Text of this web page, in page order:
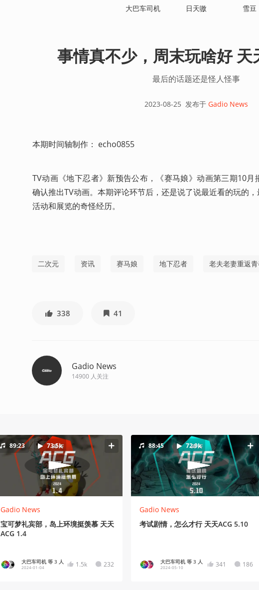
大巴车司机 日天嗷 雪豆
事情真不少，周末玩啥好 天
最后的话题还是怪人怪事
2023-08-25 发布于 Gadio News
本期时间轴制作： echo0855
TV动画《地下忍者》新预告公布，《赛马娘》动画第三期10月
确认推出TV动画。本期评论环节后，还是说了说最近看的玩的
活动和展览的奇怪经历。
二次元 资讯 赛马娘 地下忍者 老夫老妻重返
338 41
Gadio News
14900 人关注
89:23 73.5k
Gadio News
宝可梦礼宾部，岛上环境挺羡慕 天天
ACG 1.4
大巴车司机 等 3 人
2024-01-04 1.5k 232
88:45 72.9k
Gadio News
考试剧情，怎么才行 天天ACG 5.10
大巴车司机 等 3 人
2024-05-10 341 186